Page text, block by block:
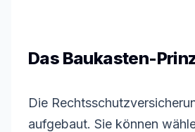
Das Baukasten-
Die
aufgebaut. Sie können